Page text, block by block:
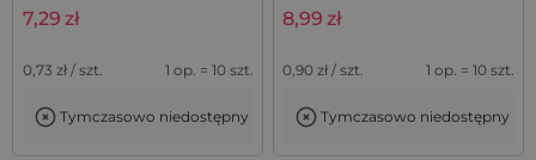
7,29 zł
0,73 zł / szt. 1 op. = 10 szt.
Tymczasowo niedostępny
8,99 zł
0,90 zł / szt. 1 op. = 10 szt.
Tymczasowo niedostępny